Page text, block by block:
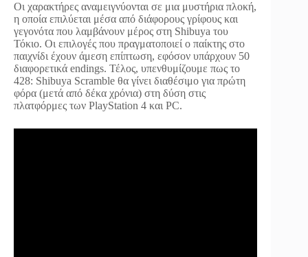
Οι χαρακτήρες αναμειγνύονται σε μια μυστήρια πλοκή,
η οποία επιλύεται μέσα από διάφορους γρίφους και
γεγονότα που λαμβάνουν μέρος στη Shibuya του
Τόκιο. Οι επιλογές που πραγματοποιεί ο παίκτης στο
παιχνίδι έχουν άμεση επίπτωση, εφόσον υπάρχουν 50
διαφορετικά endings. Τέλος, υπενθυμίζουμε πως το
428: Shibuya Scramble θα γίνει διαθέσιμο για πρώτη
φόρα (μετά από δέκα χρόνια) στη δύση στις
πλατφόρμες των PlayStation 4 και PC.